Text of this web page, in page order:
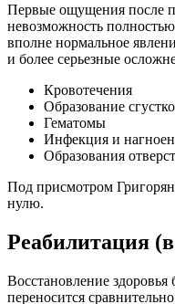
Первые ощущения после
невозможность
вполне нормальное
и более серьезные
Кровотечения
Образование
Гематомы
Инфекция и
Образования
Под присмотром
нулю.
Реабилитация
Восстановление здоровья
переносится